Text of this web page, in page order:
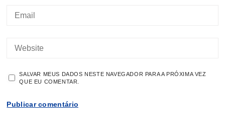
SALVAR MEUS DADOS NESTE NAVEGADOR PARA A PRÓXIMA VEZ
QUE EU COMENTAR.